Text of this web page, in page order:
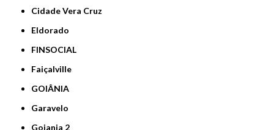
Cidade Vera Cruz
Eldorado
FINSOCIAL
Faiçalville
GOIÂNIA
Garavelo
Goiania 2